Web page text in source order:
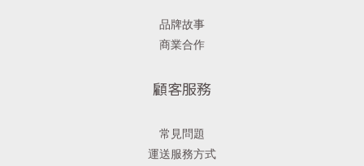
品牌故事
商業合作
顧客服務
常見問題
運送服務方式